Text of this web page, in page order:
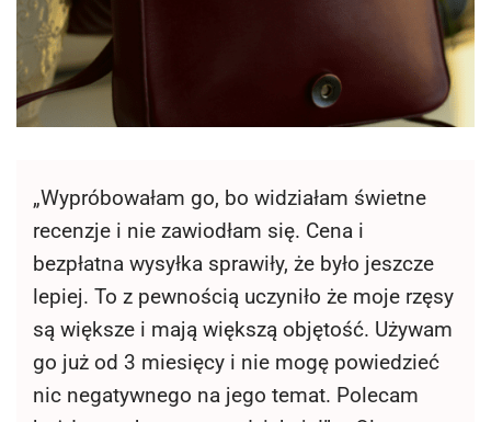
„Wypróbowałam go, bo widziałam świetne
recenzje i nie zawiodłam się. Cena i
bezpłatna wysyłka sprawiły, że było jeszcze
lepiej. To z pewnością uczyniło że moje rzęsy
są większe i mają większą objętość. Używam
go już od 3 miesięcy i nie mogę powiedzieć
nic negatywnego na jego temat. Polecam